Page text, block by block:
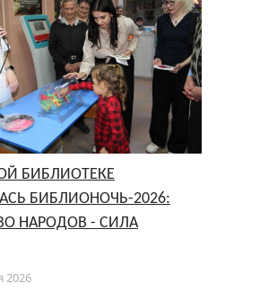
БИБЛИОТЕКЕ
БИБЛИОНОЧЬ-2026:
НАРОДОВ - СИЛА
2026